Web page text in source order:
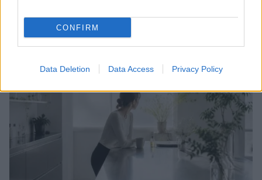
CONFIRM
Data Deletion Data Access Privacy Policy
Cristian Castiglioni · 6 Ago 2026
BENESSERE